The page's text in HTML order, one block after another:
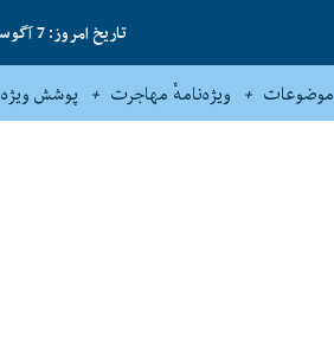
تاریخ امروز: 7 آگوست 2026
موضوعات ویژه‌نامهٔ مهاجرت پوشش ویژه